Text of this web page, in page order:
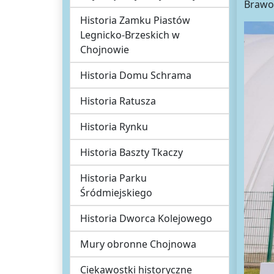
Historia Zamku Piastów
Legnicko-Brzeskich w
Chojnowie
Historia Domu Schrama
Historia Ratusza
Historia Rynku
Historia Baszty Tkaczy
Historia Parku
Śródmiejskiego
Historia Dworca Kolejowego
Mury obronne Chojnowa
Ciekawostki historyczne